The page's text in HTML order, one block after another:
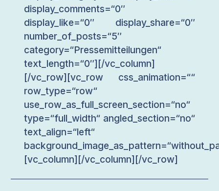
display_comments=“0″
display_like=“0″ display_share=“0″
number_of_posts=“5″
category=“Pressemitteilungen“
text_length=“0″][/vc_column]
[/vc_row][vc_row css_animation=““
row_type=“row“
use_row_as_full_screen_section=“no“
type=“full_width“ angled_section=“no“
text_align=“left“
[vc_column][/vc_column][/vc_row]